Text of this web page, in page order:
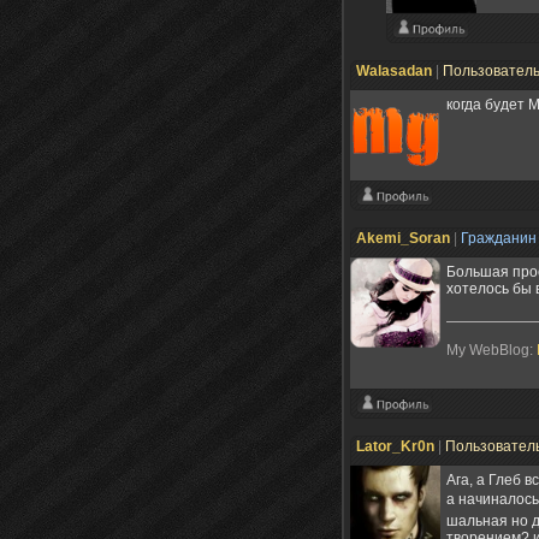
Walasadan
когда будет
Akemi_Soran
Гражданин
Большая
хотелось бы
My WebBlog:
Lator_Kr0n
Ага, а Глеб
а
шальная но